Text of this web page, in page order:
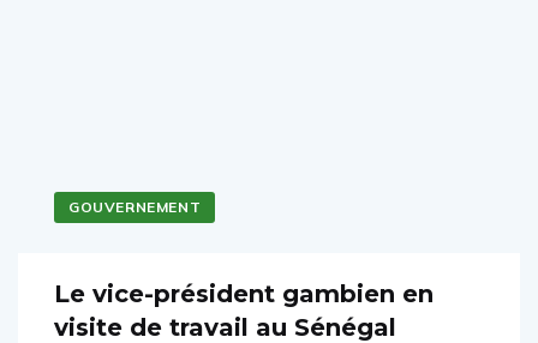
GOUVERNEMENT
Le vice-président gambien en
visite de travail au Sénégal